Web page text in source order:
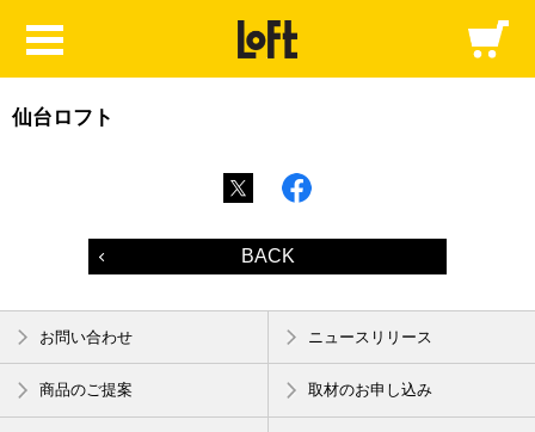
仙台ロフト
BACK
お問い合わせ ニュースリリース
商品のご提案 取材のお申し込み